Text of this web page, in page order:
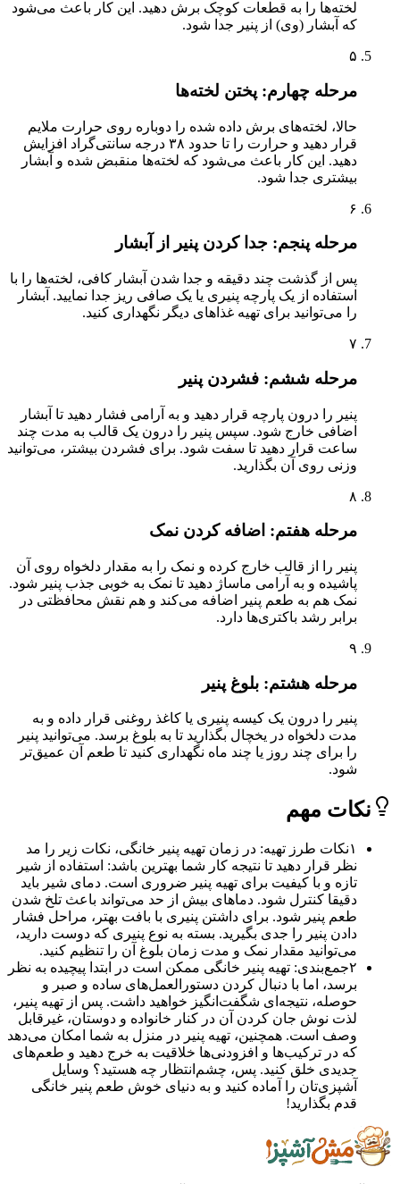
لخته‌ها را به قطعات کوچک برش دهید. این کار باعث می‌شود
که آبشار (وی) از پنیر جدا شود.
مرحله چهارم: پختن لخته‌ها
حالا، لخته‌های برش داده شده را دوباره روی حرارت ملایم
قرار دهید و حرارت را تا حدود ۳۸ درجه سانتی‌گراد افزایش
دهید. این کار باعث می‌شود که لخته‌ها منقبض شده و آبشار
بیشتری جدا شود.
مرحله پنجم: جدا کردن پنیر از آبشار
پس از گذشت چند دقیقه و جدا شدن آبشار کافی، لخته‌ها را با
استفاده از یک پارچه پنیری یا یک صافی ریز جدا نمایید. آبشار
را می‌توانید برای تهیه غذاهای دیگر نگهداری کنید.
مرحله ششم: فشردن پنیر
پنیر را درون پارچه قرار دهید و به آرامی فشار دهید تا آبشار
اضافی خارج شود. سپس پنیر را درون یک قالب به مدت چند
ساعت قرار دهید تا سفت شود. برای فشردن بیشتر، می‌توانید
وزنی روی آن بگذارید.
مرحله هفتم: اضافه کردن نمک
پنیر را از قالب خارج کرده و نمک را به مقدار دلخواه روی آن
پاشیده و به آرامی ماساژ دهید تا نمک به خوبی جذب پنیر شود.
نمک هم به طعم پنیر اضافه می‌کند و هم نقش محافظتی در
برابر رشد باکتری‌ها دارد.
مرحله هشتم: بلوغ پنیر
پنیر را درون یک کیسه پنیری یا کاغذ روغنی قرار داده و به
مدت دلخواه در یخچال بگذارید تا به بلوغ برسد. می‌توانید پنیر
را برای چند روز یا چند ماه نگهداری کنید تا طعم آن عمیق‌تر
مهم
نکات طرز تهیه: در زمان تهیه پنیر خانگی، نکات زیر را مد
نظر قرار دهید تا نتیجه کار شما بهترین باشد: استفاده از شیر
تازه و با کیفیت برای تهیه پنیر ضروری است. دمای شیر باید
دقیقا کنترل شود. دماهای بیش از حد می‌تواند باعث تلخ شدن
طعم پنیر شود. برای داشتن پنیری با بافت بهتر، مراحل فشار
دادن پنیر را جدی بگیرید. بسته به نوع پنیری که دوست دارید،
می‌توانید مقدار نمک و مدت زمان بلوغ آن را تنظیم کنید.
جمع‌بندی: تهیه پنیر خانگی ممکن است در ابتدا پیچیده به نظر
برسد، اما با دنبال کردن دستورالعمل‌های ساده و صبر و
حوصله، نتیجه‌ای شگفت‌انگیز خواهید داشت. پس از تهیه پنیر،
لذت نوش جان کردن آن در کنار خانواده و دوستان، غیرقابل
وصف است. همچنین، تهیه پنیر در منزل به شما امکان می‌دهد
که در ترکیب‌ها و افزودنی‌ها خلاقیت به خرج دهید و طعم‌های
جدیدی خلق کنید. پس، چشم‌انتظار چه هستید؟ وسایل
آشپزی‌تان را آماده کنید و به دنیای خوش طعم پنیر خانگی
قدم بگذارید!